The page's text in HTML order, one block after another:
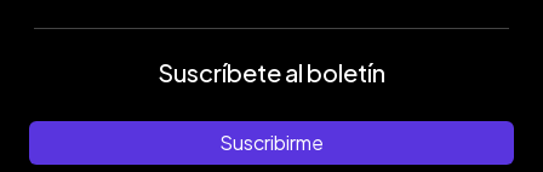
Suscríbete al boletín
Suscribirme